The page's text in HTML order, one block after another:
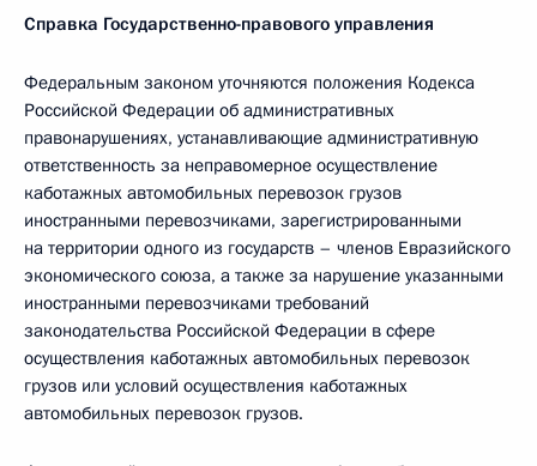
Справка Государственно-правового управления
Федеральным законом уточняются положения Кодекса
Российской Федерации об административных
правонарушениях, устанавливающие административную
ответственность за неправомерное осуществление
каботажных автомобильных перевозок грузов
иностранными перевозчиками, зарегистрированными
на территории одного из государств – членов Евразийского
экономического союза, а также за нарушение указанными
иностранными перевозчиками требований
законодательства Российской Федерации в сфере
осуществления каботажных автомобильных перевозок
грузов или условий осуществления каботажных
автомобильных перевозок грузов.